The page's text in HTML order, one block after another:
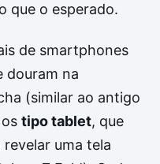
que o esperado.
de smartphones
douram na
(similar ao antigo
tipo tablet, que
uma tela